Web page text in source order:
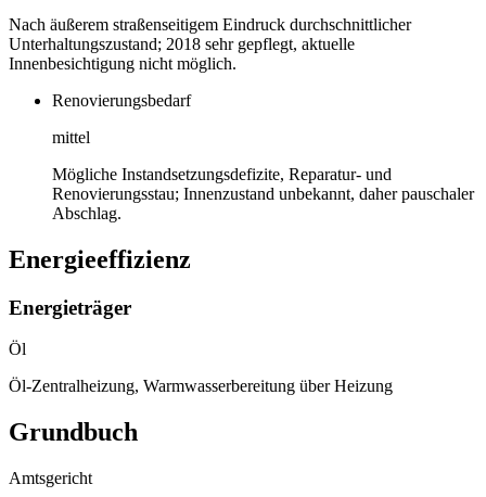
Nach äußerem straßenseitigem Eindruck durchschnittlicher
Unterhaltungszustand; 2018 sehr gepflegt, aktuelle
Innenbesichtigung nicht möglich.
Renovierungsbedarf
mittel
Mögliche Instandsetzungsdefizite, Reparatur- und
Renovierungsstau; Innenzustand unbekannt, daher pauschaler
Abschlag.
Energieeffizienz
Energieträger
Öl
Öl-Zentralheizung, Warmwasserbereitung über Heizung
Grundbuch
Amtsgericht